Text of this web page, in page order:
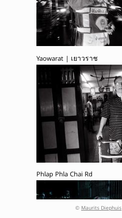
Yaowarat | เยาวราช
Phlap Phla Chai Rd
© Maurits Diephuis